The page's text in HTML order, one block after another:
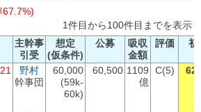
1件目から100件目までを表示
主幹事
引受
想定
(仮条件)
公募
吸収
金額
評価 初
野村
幹事団
60,000
(59k-
60k)
60,500 1109
億
C(5)